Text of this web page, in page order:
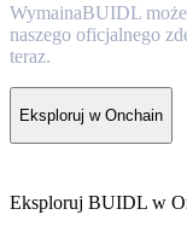
WymainaBUIDL
naszego oficjalnego
teraz.
Eksploruj w Onchain
Eksploruj BUIDL w